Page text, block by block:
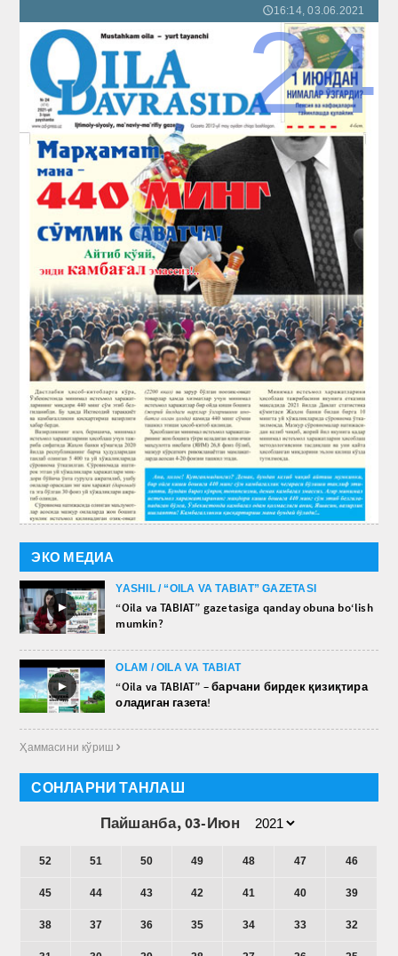
🕔16:14, 03.06.2021
24
ЭКО МЕДИА
►
YASHIL / “OILA VA TABIAT” GAZETASI
“Oila va TABIAT” gazetasiga qanday obuna bo‘lish
mumkin?
►
OLAM / OILA VA TABIAT
“Oila va TABIAT” – барчани бирдек қизиқтира
оладиган газета!
Ҳаммасини кўриш 
СОНЛАРНИ ТАНЛАШ
Пайшанба, 03-Июн
52 51 50 49 48 47 46
45 44 43 42 41 40 39
38 37 36 35 34 33 32